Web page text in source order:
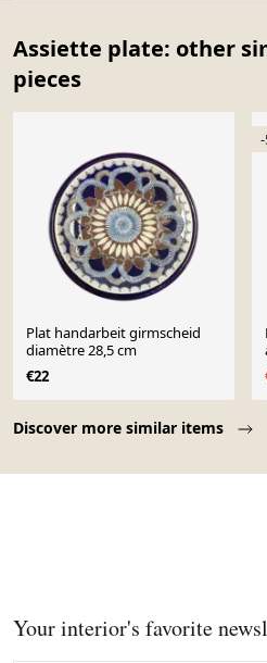
Assiette plate: other
pieces
Discover more similar items
Plat handarbeit girmscheid
diamètre 28,5 cm
€22
Your interior's favorite